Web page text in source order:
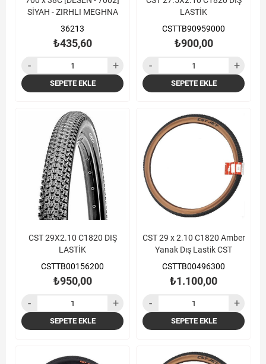
SİYAH - ZIRHLI MEGHNA
36213
₺435,60
SEPETE EKLE
LASTİK
CSTTB90959000
₺900,00
SEPETE EKLE
CST 29X2.10 C1820 DIŞ
LASTİK
CSTTB00156200
₺950,00
SEPETE EKLE
CST 29 x 2.10 C1820 Amber
Yanak Dış Lastik CST
CSTTB00496300
₺1.100,00
SEPETE EKLE